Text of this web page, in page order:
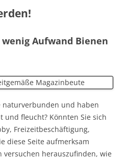
Aufwand Bienen
naturverbunden und haben
und fleucht? Könnten Sie sich
Freizeitbeschäftigung,
diese Seite aufmerksam
herauszufinden, wie